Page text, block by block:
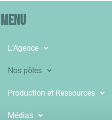
Menu
L’Agence
Nos pôles
Production et Ressources
Médias